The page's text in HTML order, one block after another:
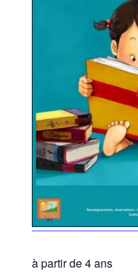
à partir de 4 ans